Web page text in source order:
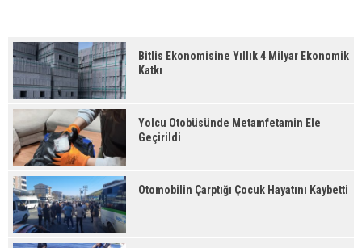
Bitlis Ekonomisine Yıllık 4 Milyar Ekonomik
Katkı
Yolcu Otobüsünde Metamfetamin Ele
Geçirildi
Otomobilin Çarptığı Çocuk Hayatını Kaybetti